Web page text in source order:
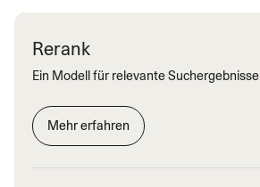
Rerank
Ein Modell für relevante Suchergebnisse
Mehr erfahren